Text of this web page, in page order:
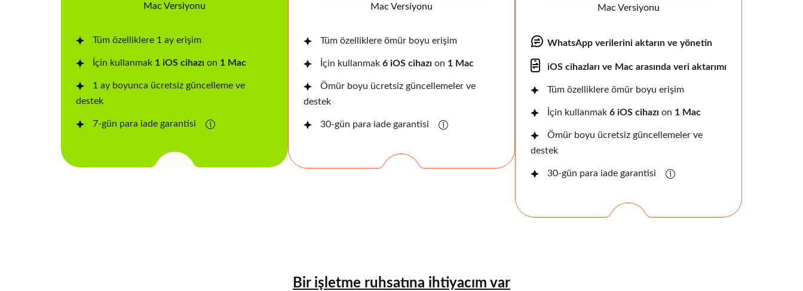
Mac Versiyonu
Tüm özelliklere 1 ay erişim
İçin kullanmak 1 iOS cihazı on 1 Mac
1 ay boyunca ücretsiz güncelleme ve
destek
7-gün para iade garantisi
Mac Versiyonu
Tüm özelliklere ömür boyu erişim
İçin kullanmak 6 iOS cihazı on 1 Mac
Ömür boyu ücretsiz güncellemeler ve
destek
30-gün para iade garantisi
Mac Versiyonu
WhatsApp verilerini aktarın ve yönetin
iOS cihazları ve Mac arasında veri aktarımı
Tüm özelliklere ömür boyu erişim
İçin kullanmak 6 iOS cihazı on 1 Mac
Ömür boyu ücretsiz güncellemeler ve
destek
30-gün para iade garantisi
Bir işletme ruhsatına ihtiyacım var